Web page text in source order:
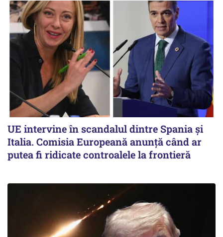
UE intervine în scandalul dintre Spania și
Italia. Comisia Europeană anunță când ar
putea fi ridicate controalele la frontieră